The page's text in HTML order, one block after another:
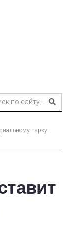
парку